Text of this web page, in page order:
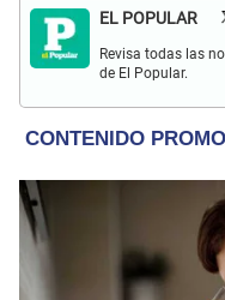
EL POPULAR
Revisa todas las
de El Popular.